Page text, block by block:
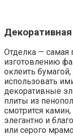
Отделка — самая
изготовлению
оклеить
использовать
декоративные
плиты из
смотрится
элегантно и
или серого